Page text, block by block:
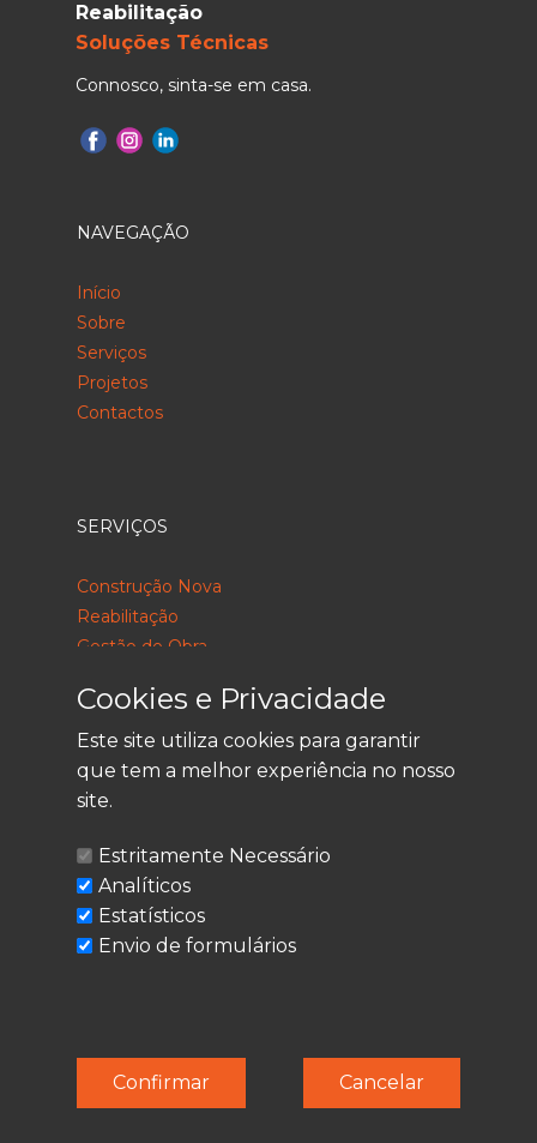
Reabilitação
Soluções Técnicas
Connosco, sinta-se em casa.
NAVEGAÇÃO
Início
Sobre
Serviços
Projetos
Contactos
SERVIÇOS
Construção Nova
Reabilitação
Gestão de Obra
LEGAL
Política de Privacidade
Termos de Utilização
Cookies
© Techolder. Todos os direitos reservados.
SmashLine
Cookies e Privacidade
Este site utiliza cookies para garantir
que tem a melhor experiência no nosso
site.
Estritamente Necessário
Analíticos
Estatísticos
Envio de formulários
Cancelar
Confirmar